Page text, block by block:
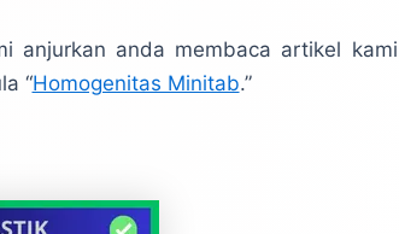
anjurkan anda membaca artikel kami
“Homogenitas Minitab.”